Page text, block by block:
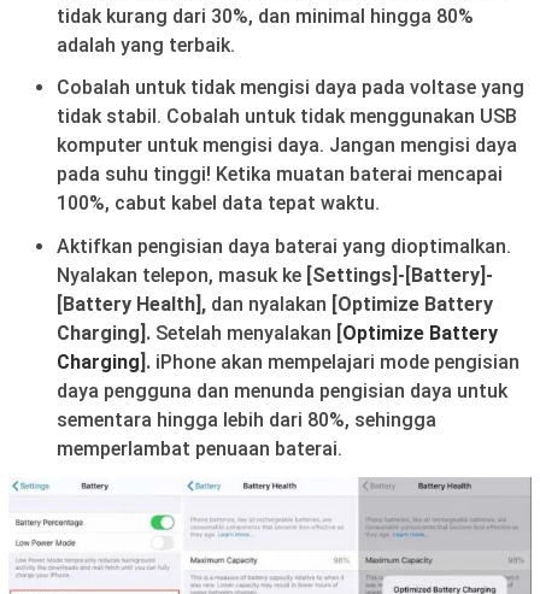
tidak kurang dari 30%, dan minimal hingga 80%
adalah yang terbaik.
Cobalah untuk tidak mengisi daya pada voltase yang
tidak stabil. Cobalah untuk tidak menggunakan USB
komputer untuk mengisi daya. Jangan mengisi daya
pada suhu tinggi! Ketika muatan baterai mencapai
100%, cabut kabel data tepat waktu.
Aktifkan pengisian daya baterai yang dioptimalkan.
Nyalakan telepon, masuk ke [Settings]-[Battery]-
[Battery Health], dan nyalakan [Optimize Battery
Charging]. Setelah menyalakan [Optimize Battery
Charging]. iPhone akan mempelajari mode pengisian
daya pengguna dan menunda pengisian daya untuk
sementara hingga lebih dari 80%, sehingga
memperlambat penuaan baterai.